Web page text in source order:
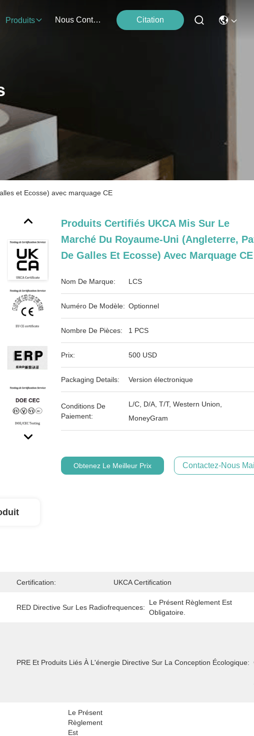
Produits Nous Contacter Citation
et Ecosse) avec marquage CE
Produits Certifiés UKCA Mis Sur Le
Marché Du Royaume-Uni (Angleterre,
De Galles Et Ecosse) Avec Marquage CE
Nom De Marque: LCS
Numéro De Modèle: Optionnel
Nombre De Pièces: 1 PCS
Prix: 500 USD
Packaging Details: Version électronique
Conditions De
Paiement:
L/C, D/A, T/T, Western Union,
MoneyGram
Obtenez Le Meilleur Prix Contactez-Nous
Certification: UKCA Certification
RED Directive Sur Les Radiofrequences:
Le Présent Règlement Est
Obligatoire.
PRE Et Produits Liés À L'énergie Directive Sur La Conception Écologique:
Le Présent
Règlement
Est